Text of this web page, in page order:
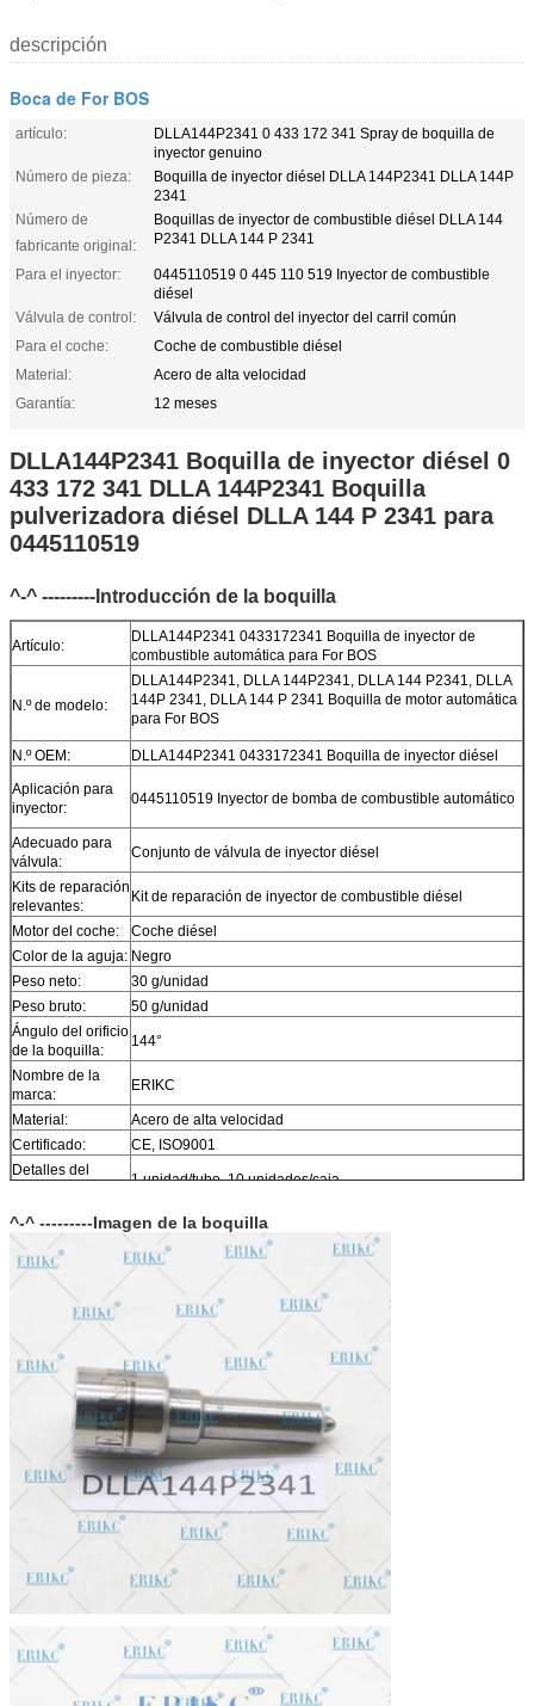
descripción
Boca de For BOS
artículo:
DLLA144P2341 0 433 172 341 Spray de boquilla de
inyector genuino
Número de pieza:
Boquilla de inyector diésel DLLA 144P2341 DLLA 144P
2341
Número de
fabricante original:
Boquillas de inyector de combustible diésel DLLA 144
P2341 DLLA 144 P 2341
Para el inyector:
0445110519 0 445 110 519 Inyector de combustible
diésel
Válvula de control:
Válvula de control del inyector del carril común
Para el coche:
Coche de combustible diésel
Material:
Acero de alta velocidad
Garantía:
12 meses
DLLA144P2341 Boquilla de inyector diésel 0
433 172 341 DLLA 144P2341 Boquilla
pulverizadora diésel DLLA 144 P 2341 para
0445110519
^-^ ---------Introducción de la boquilla
Artículo:
DLLA144P2341 0433172341 Boquilla de inyector de
combustible automática para For BOS
N.º de modelo:
DLLA144P2341, DLLA 144P2341, DLLA 144 P2341, DLLA
144P 2341, DLLA 144 P 2341 Boquilla de motor automática
para For BOS
N.º OEM:
DLLA144P2341 0433172341 Boquilla de inyector diésel
Aplicación para
inyector:
0445110519 Inyector de bomba de combustible automático
Adecuado para
válvula:
Conjunto de válvula de inyector diésel
Kits de reparación
relevantes:
Kit de reparación de inyector de combustible diésel
Motor del coche:
Coche diésel
Color de la aguja: Negro
Peso neto:
30 g/unidad
Peso bruto:
50 g/unidad
Ángulo del orificio
de la boquilla:
144°
Nombre de la
marca:
ERIKC
Material:
Acero de alta velocidad
Certificado:
CE, ISO9001
Detalles del
1 unidad/tubo, 10 unidades/caja
Tamaño de la
caja:
10(cm)*4.5(cm)*7.5(cm)
Garantía:
12 meses
productos en un plazo de 6-12 días.
En stock, no se puede dejar al descubierto sin embalaje en
Forma de envío:
DHL, FedEx, UPS, TNT, EMS, ARAMEX, por aire.
Condiciones de
T/T, Western Union, MG, PayPal, etc.
Mercado de
exportación
Sudamérica/Norteamérica, Europa, Oriente Medio, África,
Asia, Australia.
^-^ ---------Imagen de la boquilla